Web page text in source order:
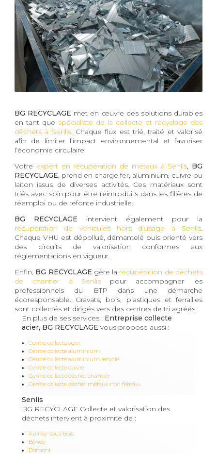
BG RECYCLAGE met en œuvre des solutions durables
en tant que spécialiste de la collecte et recyclage des
déchets à Senlis. Chaque flux est trié, traité et valorisé
afin de limiter l’impact environnemental et favoriser
l’économie circulaire.
Votre expert en récupération de métaux à Senlis, BG
RECYCLAGE, prend en charge fer, aluminium, cuivre ou
laiton issus de diverses activités. Ces matériaux sont
triés avec soin pour être réintroduits dans les filières de
réemploi ou de refonte industrielle.
BG RECYCLAGE intervient également pour la
récupération de véhicules hors d’usage à Senlis.
Chaque VHU est dépollué, démantelé puis orienté vers
des circuits de valorisation conformes aux
réglementations en vigueur.
Enfin, BG RECYCLAGE gère la récupération de déchets
de chantier à Senlis pour accompagner les
professionnels du BTP dans une démarche
écoresponsable. Gravats, bois, plastiques et ferrailles
sont collectés et dirigés vers des centres de tri agréés.
En plus de ses services : Entreprise collecte
acier, BG RECYCLAGE vous propose aussi :
Centre collecte acier
Centre collecte aluminium
Centre collecte aluminium recyclé
Centre collecte cuivre
Centre collecte déchet chantier
Centre collecte déchet métaux non ferreux
Senlis
BG RECYCLAGE Collecte et valorisation des
déchets intervient à proximité de :
Aulnay-sous-Bois
Bondy
Domont